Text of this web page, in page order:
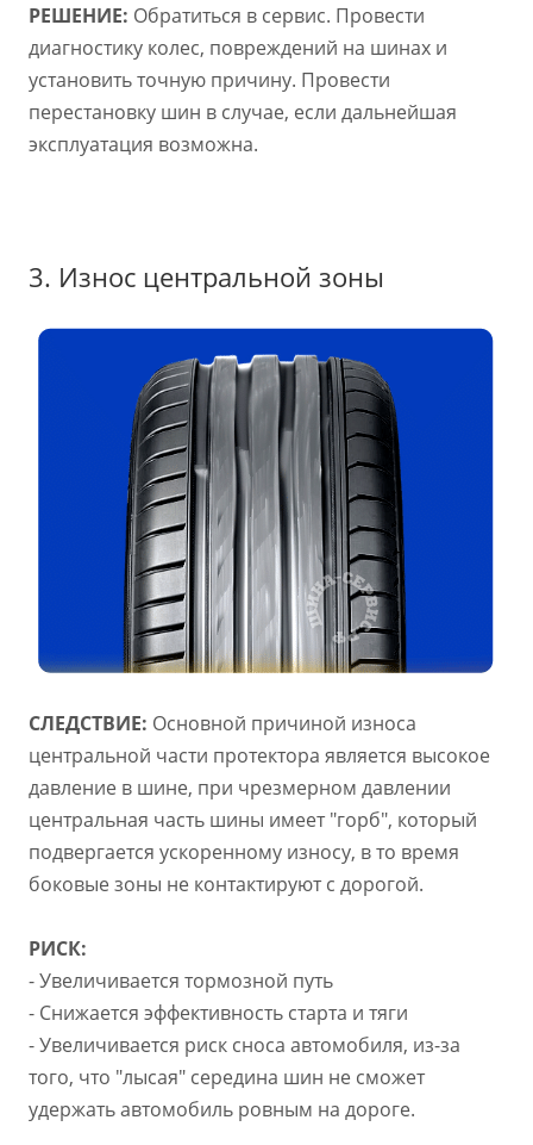
РЕШЕНИЕ: Обратиться в сервис. Провести
диагностику колес, повреждений на шинах и
установить точную причину. Провести
перестановку шин в случае, если дальнейшая
эксплуатация возможна.
3. Износ центральной зоны
СЛЕДСТВИЕ: Основной причиной износа
центральной части протектора является высокое
давление в шине, при чрезмерном давлении
центральная часть шины имеет "горб", который
подвергается ускоренному износу, в то время
боковые зоны не контактируют с дорогой.
РИСК:
- Увеличивается тормозной путь
- Снижается эффективность старта и тяги
- Увеличивается риск сноса автомобиля, из-за
того, что "лысая" середина шин не сможет
удержать автомобиль ровным на дороге.